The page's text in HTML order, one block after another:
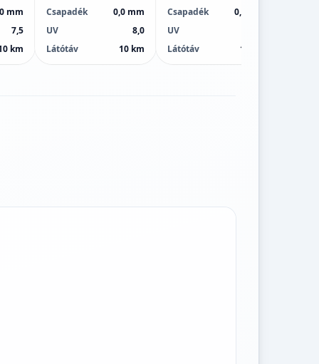
mm
7,5
km
Csapadék
0,0 mm
UV
8,0
Látótáv
10 km
Csapadék
0,0 mm
UV
Látótáv
10 km